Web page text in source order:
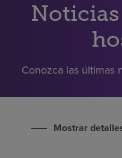
Conozca las últimas
Mostrar